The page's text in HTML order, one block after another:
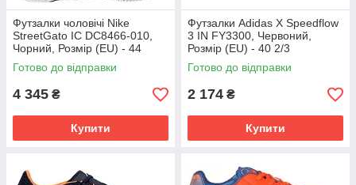
Футзалки чоловічі Nike
StreetGato IC DC8466-010,
Чорний, Розмір (EU) - 44
Готово до відправки
4 345 ₴
Купити
Футзалки Adidas X Speedflow
3 IN FY3300, Червоний,
Розмір (EU) - 40 2/3
Готово до відправки
2 174 ₴
Купити